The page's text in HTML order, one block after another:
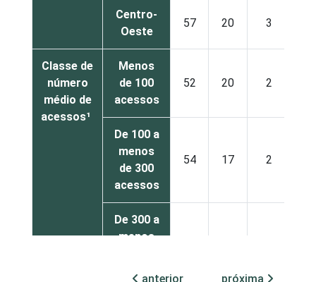
Centro-
Oeste
57 20 3
Classe de
número
médio de
acessos¹
Menos
de 100
acessos
52 20 2
De 100 a
menos
de 300
acessos
54 17 2
De 300 a
menos
anterior próxima